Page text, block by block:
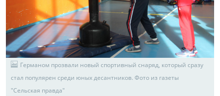
Германом прозвали новый спортивный снаряд, который сразу
стал популярен среди юных десантников. Фото из газеты
"Сельская правда"